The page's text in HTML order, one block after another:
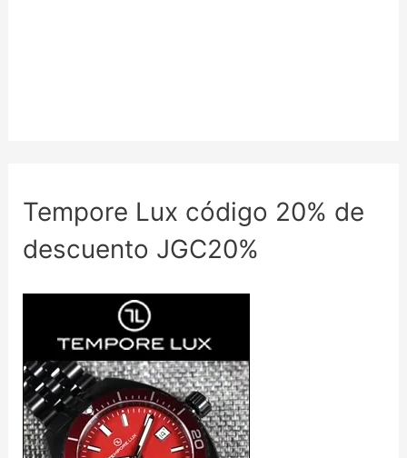
Tempore Lux código 20% de
descuento JGC20%